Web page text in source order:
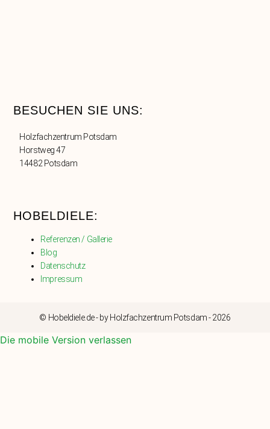
BESUCHEN SIE UNS:
Holzfachzentrum Potsdam
Horstweg 47
14482 Potsdam
HOBELDIELE:
Referenzen / Gallerie
Blog
Datenschutz
Impressum
© Hobeldiele.de - by Holzfachzentrum Potsdam - 2026
Die mobile Version verlassen